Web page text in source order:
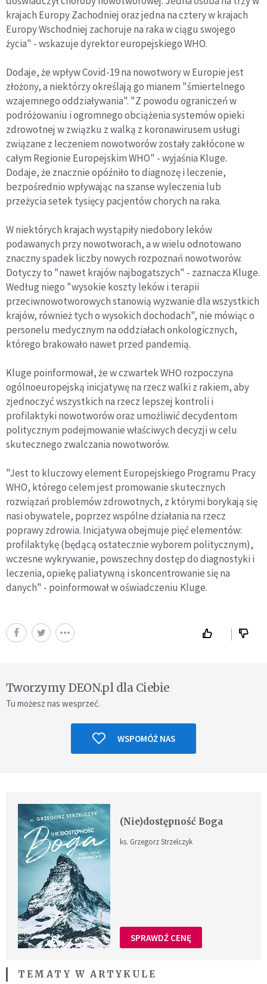
krajach Europy Zachodniej oraz jedna na cztery w krajach
Europy Wschodniej zachoruje na raka w ciągu swojego
życia" - wskazuje dyrektor europejskiego WHO.
Dodaje, że wpływ Covid-19 na nowotwory w Europie jest
złożony, a niektórzy określają go mianem "śmiertelnego
wzajemnego oddziaływania". "Z powodu ograniczeń w
podróżowaniu i ogromnego obciążenia systemów opieki
zdrowotnej w związku z walką z koronawirusem usługi
związane z leczeniem nowotworów zostały zakłócone w
całym Regionie Europejskim WHO" - wyjaśnia Kluge.
Dodaje, że znacznie opóźniło to diagnozę i leczenie,
bezpośrednio wpływając na szanse wyleczenia lub
przeżycia setek tysięcy pacjentów chorych na raka.
W niektórych krajach wystąpiły niedobory leków
podawanych przy nowotworach, a w wielu odnotowano
znaczny spadek liczby nowych rozpoznań nowotworów.
Dotyczy to "nawet krajów najbogatszych" - zaznacza Kluge.
Według niego "wysokie koszty leków i terapii
przeciwnowotworowych stanowią wyzwanie dla wszystkich
krajów, również tych o wysokich dochodach", nie mówiąc o
personelu medycznym na oddziałach onkologicznych,
którego brakowało nawet przed pandemią.
Kluge poinformował, że w czwartek WHO rozpoczyna
ogólnoeuropejską inicjatywę na rzecz walki z rakiem, aby
zjednoczyć wszystkich na rzecz lepszej kontroli i
profilaktyki nowotworów oraz umożliwić decydentom
politycznym podejmowanie właściwych decyzji w celu
skutecznego zwalczania nowotworów.
"Jest to kluczowy element Europejskiego Programu Pracy
WHO, którego celem jest promowanie skutecznych
rozwiązań problemów zdrowotnych, z którymi borykają się
nasi obywatele, poprzez wspólne działania na rzecz
poprawy zdrowia. Inicjatywa obejmuje pięć elementów:
profilaktykę (będącą ostatecznie wyborem politycznym),
wczesne wykrywanie, powszechny dostęp do diagnostyki i
leczenia, opiekę paliatywną i skoncentrowanie się na
danych" - poinformował w oświadczeniu Kluge.
Tworzymy DEON.pl dla Ciebie
Tu możesz nas wesprzeć.
WSPOMÓŻ NAS
(Nie)dostępność Boga
ks. Grzegorz Strzelczyk
SPRAWDŹ CENĘ
TEMATY W ARTYKULE